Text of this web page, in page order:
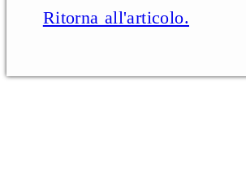
Ritorna all'articolo.